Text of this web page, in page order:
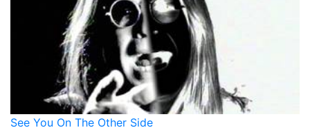
See You On The Other Side